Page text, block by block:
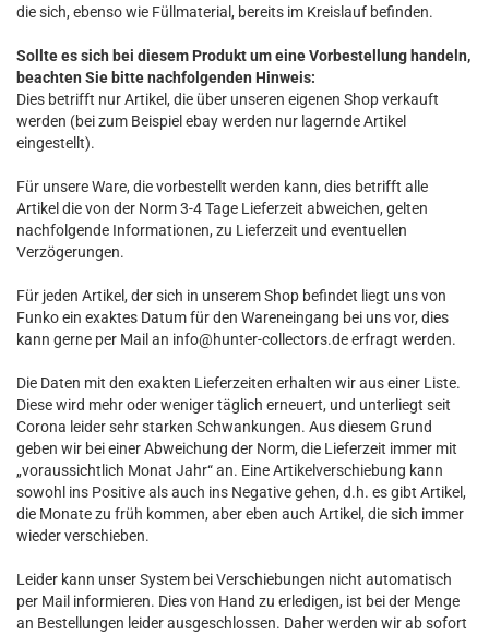
die sich, ebenso wie Füllmaterial, bereits im Kreislauf befinden.
Sollte es sich bei diesem Produkt um eine Vorbestellung handeln,
beachten Sie bitte nachfolgenden Hinweis:
Dies betrifft nur Artikel, die über unseren eigenen Shop verkauft
werden (bei zum Beispiel ebay werden nur lagernde Artikel
eingestellt).
Für unsere Ware, die vorbestellt werden kann, dies betrifft alle
Artikel die von der Norm 3-4 Tage Lieferzeit abweichen, gelten
nachfolgende Informationen, zu Lieferzeit und eventuellen
Verzögerungen.
Für jeden Artikel, der sich in unserem Shop befindet liegt uns von
Funko ein exaktes Datum für den Wareneingang bei uns vor, dies
kann gerne per Mail an info@hunter-collectors.de erfragt werden.
Die Daten mit den exakten Lieferzeiten erhalten wir aus einer Liste.
Diese wird mehr oder weniger täglich erneuert, und unterliegt seit
Corona leider sehr starken Schwankungen. Aus diesem Grund
geben wir bei einer Abweichung der Norm, die Lieferzeit immer mit
„voraussichtlich Monat Jahr“ an. Eine Artikelverschiebung kann
sowohl ins Positive als auch ins Negative gehen, d.h. es gibt Artikel,
die Monate zu früh kommen, aber eben auch Artikel, die sich immer
wieder verschieben.
Leider kann unser System bei Verschiebungen nicht automatisch
per Mail informieren. Dies von Hand zu erledigen, ist bei der Menge
an Bestellungen leider ausgeschlossen. Daher werden wir ab sofort